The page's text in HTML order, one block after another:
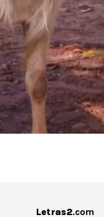
Letras2.com